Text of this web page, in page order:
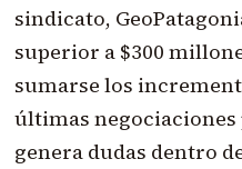
sindicato,
superior a $300
sumarse los
últimas
genera dudas dentro